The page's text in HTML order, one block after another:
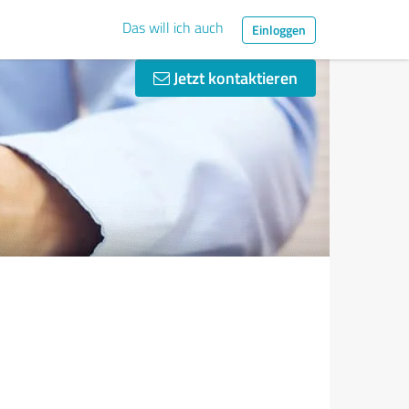
Das will ich auch Einloggen
Jetzt kontaktieren